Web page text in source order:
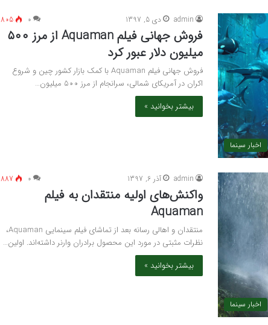
اخبار سینما
admin دی 5, 1397 ۰ 805
فروش جهانی فیلم Aquaman از مرز ۵۰۰
میلیون دلار عبور کرد
فروش جهانی فیلم Aquaman با کمک بازار کشور چین و شروع
اکران در آمریکای شمالی، سرانجام از مرز ۵۰۰ میلیون…
بیشتر بخوانید »
اخبار سینما
admin آذر 6, 1397 ۰ 887
واکنش‌های اولیه منتقدان به فیلم
Aquaman
منتقدان و اهالی رسانه بعد از تماشای فیلم سینمایی Aquaman،
نظرات مثبتی در مورد این محصول برادران وارنر داشته‌اند. اولین…
بیشتر بخوانید »